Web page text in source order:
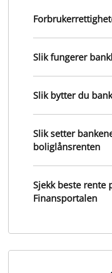
Slik fungerer
Slik bytter du bank
Slik setter
boliglånsrenten
Sjekk beste rente
Finansportalen